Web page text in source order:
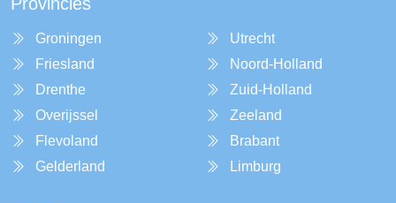
Groningen
Friesland
Drenthe
Overijssel
Flevoland
Gelderland
Utrecht
Noord-Holland
Zuid-Holland
Zeeland
Brabant
Limburg